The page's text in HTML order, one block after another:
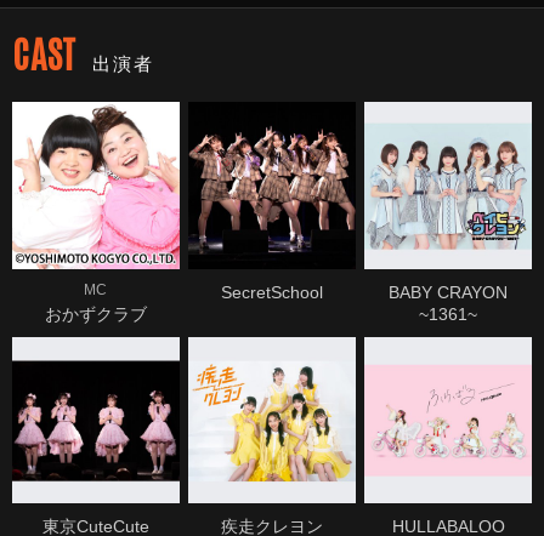
CAST 出演者
MC
おかずクラブ
SecretSchool
BABY CRAYON
~1361~
東京CuteCute 疾走クレヨン HULLABALOO